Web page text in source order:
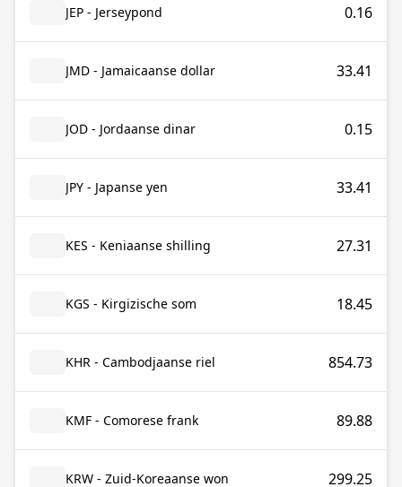
JEP - Jerseypond 0.16
JMD - Jamaicaanse dollar 33.41
JOD - Jordaanse dinar 0.15
JPY - Japanse yen 33.41
KES - Keniaanse shilling 27.31
KGS - Kirgizische som 18.45
KHR - Cambodjaanse riel 854.73
KMF - Comorese frank 89.88
KRW - Zuid-Koreaanse won 299.25